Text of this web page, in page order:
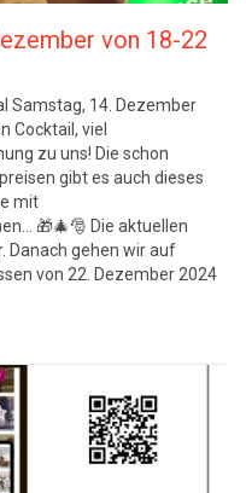
von 18-22
Samstag, 14. Dezember
Cocktail, viel
zu uns! Die schon
gibt es auch dieses
mit
🎁🎄🎅 Die aktuellen
Danach gehen wir auf
von 22. Dezember 2024